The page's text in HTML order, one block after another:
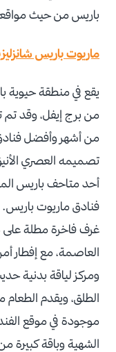
باريس من حيث مواقعها
ماريوت باريس
تصميمه العصري
أحد متاحف باريس
فنادق ماريوت باريس.
غرف فاخرة مطلة على
العاصمة، مع إفطار
ومركز لياقة بدنية
الطلق، ويقدم الطعام
موجودة في موقع
الشهية وباقة كبيرة